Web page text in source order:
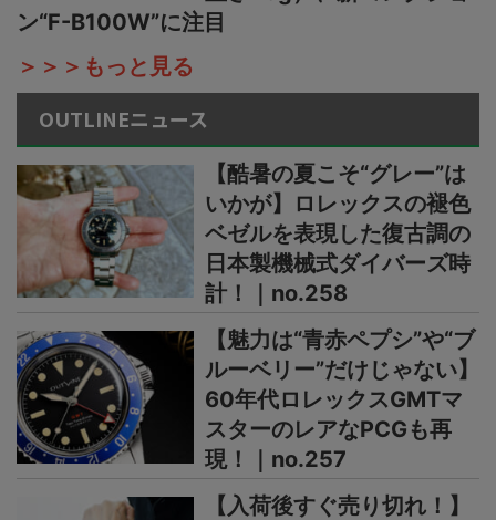
ン“F-B100W”に注目
＞＞＞もっと見る
OUTLINEニュース
【酷暑の夏こそ“グレー”は
いかが】ロレックスの褪色
ベゼルを表現した復古調の
日本製機械式ダイバーズ時
計！｜no.258
【魅力は“青赤ペプシ”や“ブ
ルーベリー”だけじゃない】
60年代ロレックスGMTマ
スターのレアなPCGも再
現！｜no.257
【入荷後すぐ売り切れ！】